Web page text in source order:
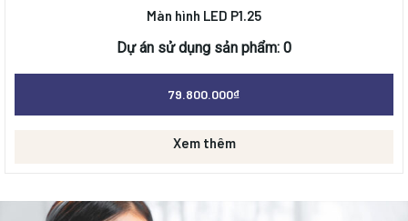
Được
xếp
hạng
5 sao
Màn hình LED P1.25
Dự án sử dụng sản phẩm: 0
79.800.000₫
Xem thêm